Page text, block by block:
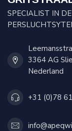
SPECIALIST IN
3364 AG
Nederland
+31 (0)78